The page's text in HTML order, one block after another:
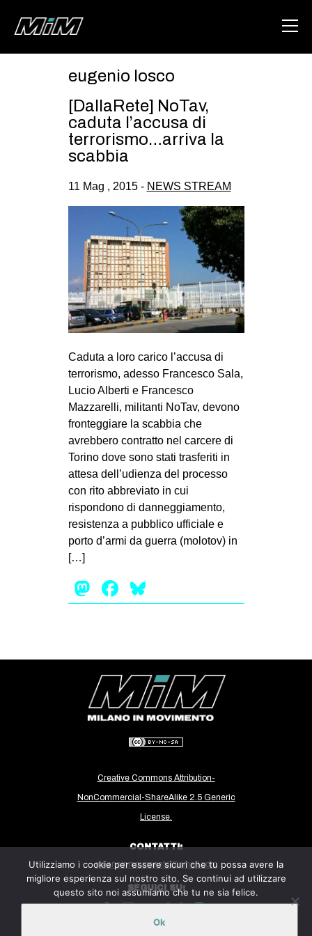
ABOUT
CSOA LAMBRETTA
MSM
STUDENTI TSUNAMI
ZAM
MILANO
SPAZI
SPORT POPOLARE
MOVIMENTI
AMBIENTE
ANTIFASCISMO
DIRITTO ALL’ABITARE
GENERI
MIGRAZIONI
REPRESSIONE
ARTE
CINEMA
MANIFESTI
INTERNAZIONALE
EUROPA
MEDIO ORIENTE
MONDO
eugenio losco
[DallaRete] NoTav,
caduta l’accusa di
terrorismo…arriva la
scabbia
11 Mag , 2015 - NEWS STREAM
Caduta a loro carico l’accusa di
terrorismo, adesso Francesco Sala,
Lucio Alberti e Francesco
Mazzarelli, militanti NoTav, devono
fronteggiare la scabbia che
avrebbero contratto nel carcere di
Torino dove sono stati trasferiti in
attesa dell’udienza del processo
con rito abbreviato in cui
rispondono di danneggiamento,
resistenza a pubblico ufficiale e
porto d’armi da guerra (molotov) in
[…]
Mastodon
Facebook
Creative Commons Attribution-
NonCommercial-ShareAlike 2.5 Generic
License.
CONTATTI:
milanoinmovimento@gmail.com
SEGUICI SU:
Utilizziamo i cookie per essere sicuri che tu possa avere la
migliore esperienza sul nostro sito. Se continui ad utilizzare
questo sito noi assumiamo che tu ne sia felice.
Ok